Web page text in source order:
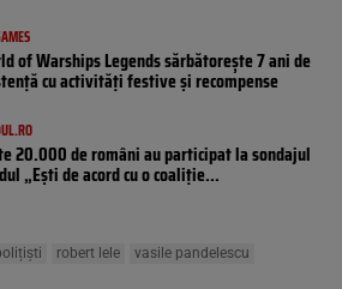
of Warships Legends sărbătorește 7 ani de
cu activități festive și recompense
20.000 de români au participat la sondajul
„Ești de acord cu o coaliție...
robert lele vasile pandelescu